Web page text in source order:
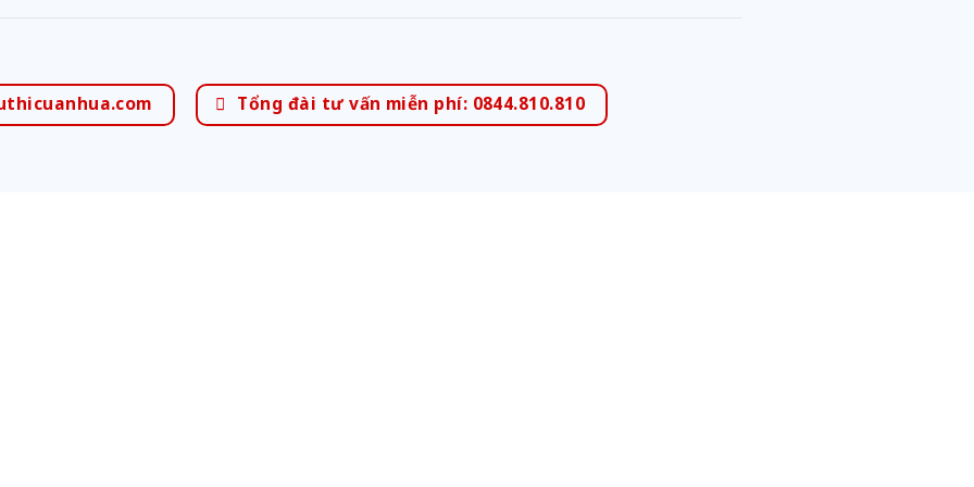
Tổng đài tư vấn miễn phí: 0844.810.810